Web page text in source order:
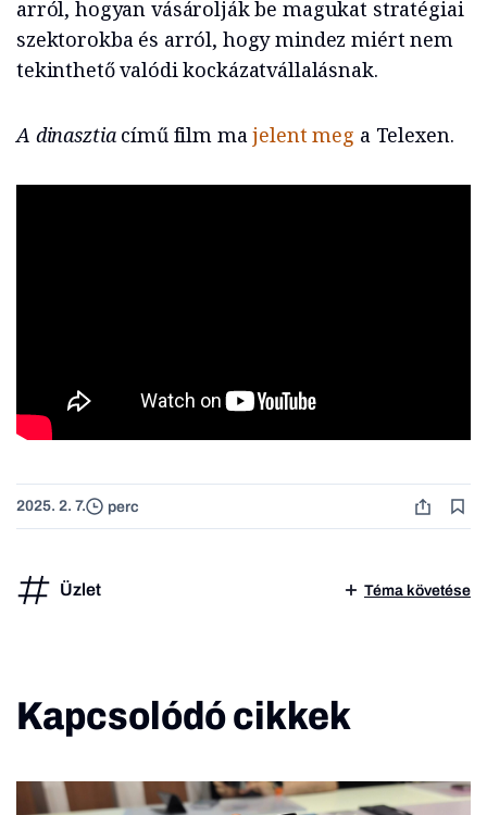
arról, hogyan vásárolják be magukat stratégiai
szektorokba és arról, hogy mindez miért nem
tekinthető valódi kockázatvállalásnak.
A dinasztiacímű film majelent meg a Telexen.
2025. 2. 7. perc
Üzlet Téma követése
Kapcsolódó cikkek